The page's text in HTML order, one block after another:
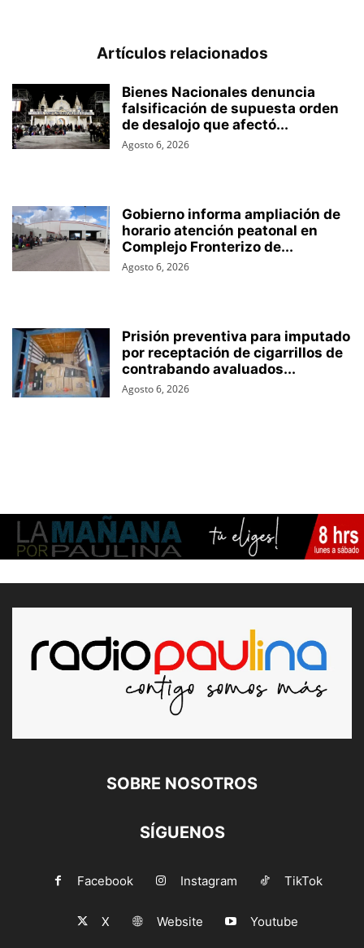
Artículos relacionados
Bienes Nacionales denuncia
falsificación de supuesta orden
de desalojo que afectó...
Agosto 6, 2026
Gobierno informa ampliación de
horario atención peatonal en
Complejo Fronterizo de...
Agosto 6, 2026
Prisión preventiva para imputado
por receptación de cigarrillos de
contrabando avaluados...
Agosto 6, 2026
SOBRE NOSOTROS
SÍGUENOS
Facebook Instagram TikTok
X Website Youtube